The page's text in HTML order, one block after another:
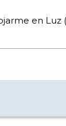
en Luz